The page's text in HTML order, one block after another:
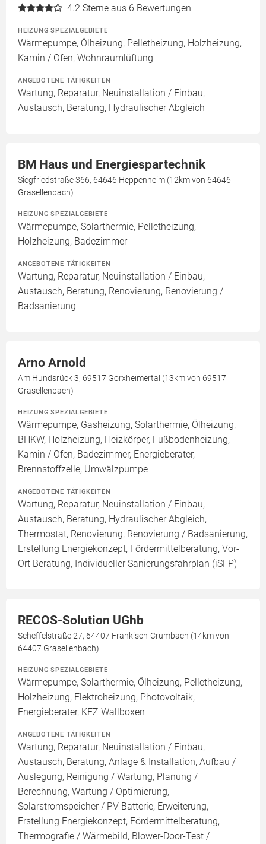
4.2 Sterne aus 6 Bewertungen
HEIZUNG SPEZIALGEBIETE
Wärmepumpe, Ölheizung, Pelletheizung, Holzheizung,
Kamin / Ofen, Wohnraumlüftung
ANGEBOTENE TÄTIGKEITEN
Wartung, Reparatur, Neuinstallation / Einbau,
Austausch, Beratung, Hydraulischer Abgleich
BM Haus und Energiespartechnik
Siegfriedstraße 366, 64646 Heppenheim (12km von 64646
Grasellenbach)
HEIZUNG SPEZIALGEBIETE
Wärmepumpe, Solarthermie, Pelletheizung,
Holzheizung, Badezimmer
ANGEBOTENE TÄTIGKEITEN
Wartung, Reparatur, Neuinstallation / Einbau,
Austausch, Beratung, Renovierung, Renovierung /
Badsanierung
Arno Arnold
Am Hundsrück 3, 69517 Gorxheimertal (13km von 69517
Grasellenbach)
HEIZUNG SPEZIALGEBIETE
Wärmepumpe, Gasheizung, Solarthermie, Ölheizung,
BHKW, Holzheizung, Heizkörper, Fußbodenheizung,
Kamin / Ofen, Badezimmer, Energieberater,
Brennstoffzelle, Umwälzpumpe
ANGEBOTENE TÄTIGKEITEN
Wartung, Reparatur, Neuinstallation / Einbau,
Austausch, Beratung, Hydraulischer Abgleich,
Thermostat, Renovierung, Renovierung / Badsanierung,
Erstellung Energiekonzept, Fördermittelberatung, Vor-
Ort Beratung, Individueller Sanierungsfahrplan (iSFP)
RECOS-Solution UGhb
Scheffelstraße 27, 64407 Fränkisch-Crumbach (14km von
64407 Grasellenbach)
HEIZUNG SPEZIALGEBIETE
Wärmepumpe, Solarthermie, Ölheizung, Pelletheizung,
Holzheizung, Elektroheizung, Photovoltaik,
Energieberater, KFZ Wallboxen
ANGEBOTENE TÄTIGKEITEN
Wartung, Reparatur, Neuinstallation / Einbau,
Austausch, Beratung, Anlage & Installation, Aufbau /
Auslegung, Reinigung / Wartung, Planung /
Berechnung, Wartung / Optimierung,
Solarstromspeicher / PV Batterie, Erweiterung,
Erstellung Energiekonzept, Fördermittelberatung,
Thermografie / Wärmebild, Blower-Door-Test /